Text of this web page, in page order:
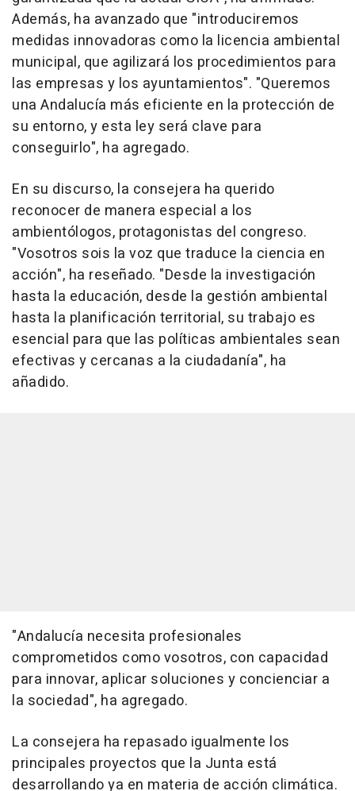
Además, ha avanzado que "introduciremos
medidas innovadoras como la licencia ambiental
municipal, que agilizará los procedimientos para
las empresas y los ayuntamientos". "Queremos
una Andalucía más eficiente en la protección de
su entorno, y esta ley será clave para
conseguirlo", ha agregado.
En su discurso, la consejera ha querido
reconocer de manera especial a los
ambientólogos, protagonistas del congreso.
"Vosotros sois la voz que traduce la ciencia en
acción", ha reseñado. "Desde la investigación
hasta la educación, desde la gestión ambiental
hasta la planificación territorial, su trabajo es
esencial para que las políticas ambientales sean
efectivas y cercanas a la ciudadanía", ha
añadido.
"Andalucía necesita profesionales
comprometidos como vosotros, con capacidad
para innovar, aplicar soluciones y concienciar a
la sociedad", ha agregado.
La consejera ha repasado igualmente los
principales proyectos que la Junta está
desarrollando ya en materia de acción climática.